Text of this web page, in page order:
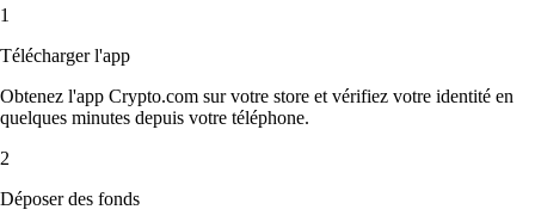
1
Télécharger l'app
Obtenez l'app Crypto.com sur votre store et vérifiez votre identité en
quelques minutes depuis votre téléphone.
2
Déposer des fonds